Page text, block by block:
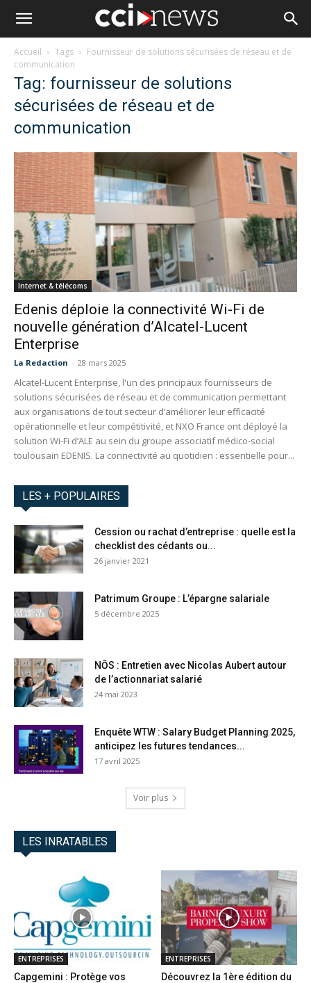
Accueil Tags
Fournisseur de solutions sécurisées de réseau et de
communication
Tag: fournisseur de solutions
sécurisées de réseau et de
communication
Internet & télécoms
Edenis déploie la connectivité Wi-Fi de
nouvelle génération d’Alcatel-Lucent
Enterprise
La Redaction - 28 mars 2025
Alcatel-Lucent Enterprise, l'un des principaux fournisseurs de
solutions sécurisées de réseau et de communication permettant
aux organisations de tout secteur d’améliorer leur efficacité
opérationnelle et leur compétitivité, et NXO France ont déployé la
solution Wi-Fi d’ALE au sein du groupe associatif médico-social
toulousain EDENIS. La connectivité au quotidien : essentielle pour...
LES + POPULAIRES
Cession ou rachat d’entreprise : quelle est la
checklist des cédants ou...
26 janvier 2021
Patrimum Groupe : L’épargne salariale
5 décembre 2025
NŌS : Entretien avec Nicolas Aubert autour
de l’actionnariat salarié
24 mai 2023
Enquête WTW : Salary Budget Planning 2025,
anticipez les futures tendances...
17 avril 2025
Voir plus
LES INRATABLES
ENTREPRISES
Capgemini : Protège vos
ENTREPRISES
Découvrez la 1ère édition du